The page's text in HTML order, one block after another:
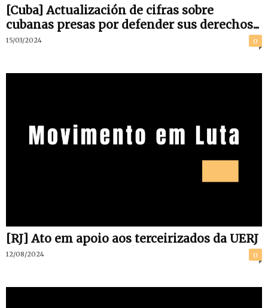
[Cuba] Actualización de cifras sobre
cubanas presas por defender sus derechos...
15/03/2024 0
[RJ] Ato em apoio aos terceirizados da UERJ
12/08/2024 0